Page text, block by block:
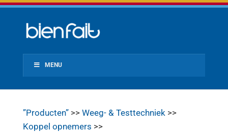
MENU
”Producten”>> Weeg- & Testtechniek>>
Koppel opnemers >>